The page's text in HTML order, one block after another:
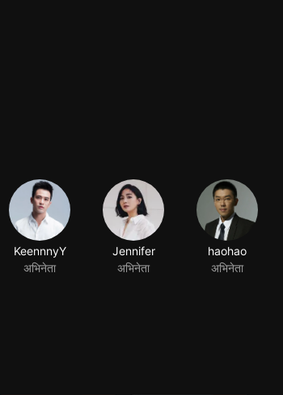
KeennnyY
अभिनेता
Jennifer
अभिनेता
haohao
अभिनेता